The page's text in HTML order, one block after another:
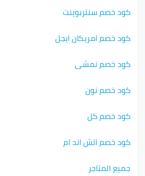
كود خصم سنتربوينت
كود خصم امريكان ايجل
كود خصم نمشي
كود خصم نون
كود خصم كل
كود خصم اتش اند ام
جميع المتاجر